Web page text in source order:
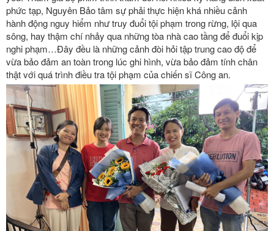
phức tạp, Nguyên Bảo tâm sự phải thực hiện khá nhiều cảnh
hành động nguy hiểm như truy đuổi tội phạm trong rừng, lội qua
sông, hay thậm chí nhảy qua những tòa nhà cao tầng để đuổi kịp
nghi phạm…Đây đều là những cảnh đòi hỏi tập trung cao độ để
vừa bảo đảm an toàn trong lúc ghi hình, vừa bảo đảm tính chân
thật với quá trình điều tra tội phạm của chiến sĩ Công an.